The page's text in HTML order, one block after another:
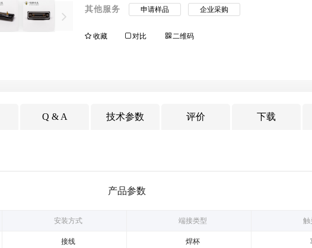
其他服务 申请样品 企业采购
收藏 对比 二维码
Q & A 技术参数 评价 下载
产品参数
安装方式
接线
端接类型
焊杯
触